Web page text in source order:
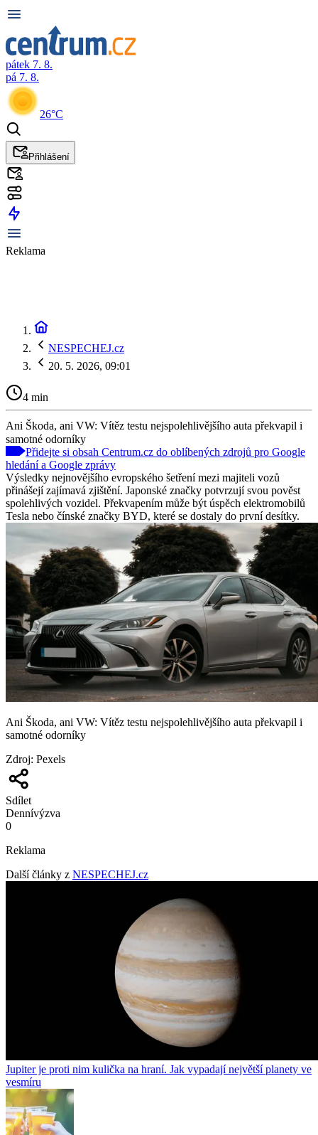
pátek 7. 8.
pá 7. 8.
26°C
Přihlášení
Reklama
NESPECHEJ.cz
20. 5. 2026, 09:01
4 min
Ani Škoda, ani VW: Vítěz testu nejspolehlivějšího auta překvapil i
samotné odorníky
Přidejte si obsah Centrum.cz do oblíbených zdrojů pro Google
hledání a Google zprávy
Výsledky nejnovějšího evropského šetření mezi majiteli vozů
přinášejí zajímavá zjištění. Japonské značky potvrzují svou pověst
spolehlivých vozidel. Překvapením může být úspěch elektromobilů
Tesla nebo čínské značky BYD, které se dostaly do první desítky.
Ani Škoda, ani VW: Vítěz testu nejspolehlivějšího auta překvapil i
samotné odorníky
Zdroj: Pexels
Sdílet
Dennívýzva
0
Reklama
Další články z NESPECHEJ.cz
Jupiter je proti nim kulička na hraní. Jak vypadají největší planety ve
vesmíru